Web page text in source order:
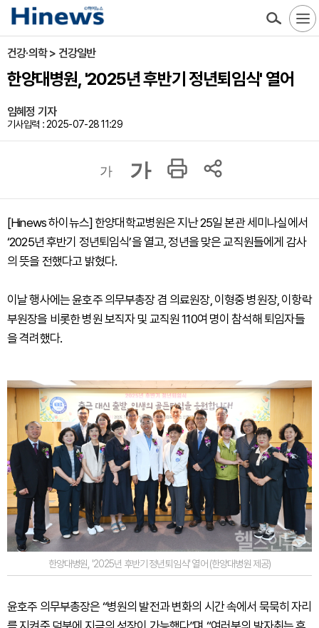
건강·의학 > 건강일반
한양대병원, '2025년 후반기 정년퇴임식' 열어
임혜정 기자
기사입력 : 2025-07-28 11:29
가 가
[Hinews 하이뉴스] 한양대학교병원은 지난 25일 본관 세미나실에서
‘2025년 후반기 정년퇴임식’을 열고, 정년을 맞은 교직원들에게 감사
의 뜻을 전했다고 밝혔다.
이날 행사에는 윤호주 의무부총장 겸 의료원장, 이형중 병원장, 이항락
부원장을 비롯한 병원 보직자 및 교직원 110여 명이 참석해 퇴임자들
을 격려했다.
한양대병원, '2025년 후반기 정년퇴임식' 열어 (한양대병원 제공)
윤호주 의무부총장은 “병원의 발전과 변화의 시간 속에서 묵묵히 자리